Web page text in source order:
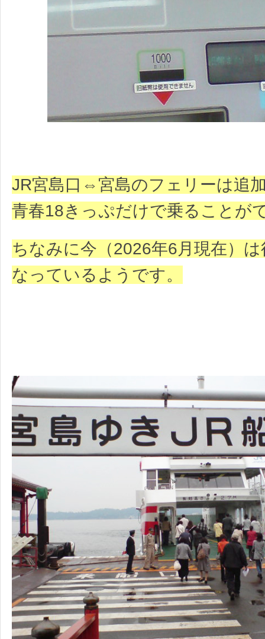
JR宮島口⇔宮島のフェリーは追
青春18きっぷだけで乗ることが
ちなみに今（2026年6月現在）
なっているようです。